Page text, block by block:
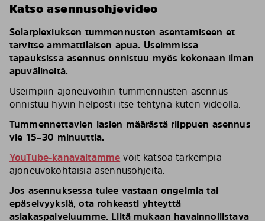
Katso asennusohjevideo
Solarplexiuksen tummennusten asentamiseen et
tarvitse ammattilaisen apua. Useimmissa
tapauksissa asennus onnistuu myös kokonaan ilman
apuvälineitä.
Useimpiin ajoneuvoihin tummennusten asennus
onnistuu hyvin helposti itse tehtynä kuten videolla.
Tummennettavien lasien määrästä riippuen asennus
vie 15–30 minuuttia.
YouTube-kanavaltamme voit katsoa tarkempia
ajoneuvokohtaisia asennusohjeita.
Jos asennuksessa tulee vastaan ongelmia tai
epäselvyyksiä, ota rohkeasti yhteyttä
asiakaspalveluumme. Liitä mukaan havainnollistava